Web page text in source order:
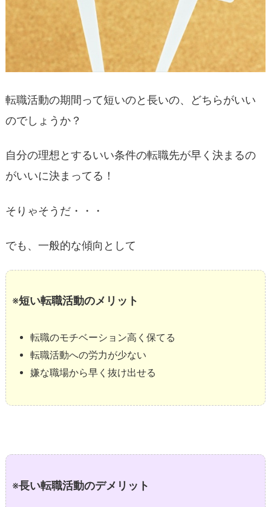
転職活動の期間って短いのと長いの、どちらがいい
のでしょうか？
自分の理想とするいい条件の転職先が早く決まるの
がいいに決まってる！
そりゃそうだ・・・
でも、一般的な傾向として
※短い転職活動のメリット
転職のモチベーション高く保てる
転職活動への労力が少ない
嫌な職場から早く抜け出せる
※長い転職活動のデメリット